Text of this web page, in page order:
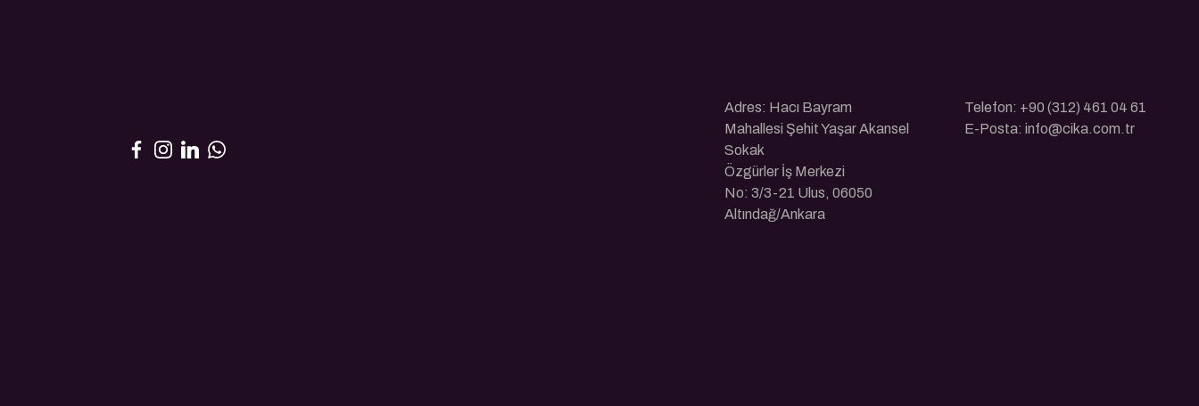
Adres: Hacı Bayram
Mahallesi Şehit Yaşar Akansel
Sokak
Özgürler İş Merkezi
No: 3/3-21 Ulus, 06050
Altındağ/Ankara
Telefon: +90 (312) 461 04 61
E-Posta: info@cika.com.tr